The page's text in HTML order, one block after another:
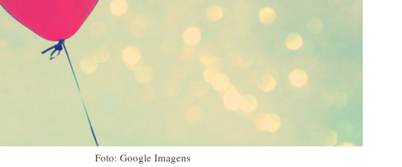
Foto: Google Imagens